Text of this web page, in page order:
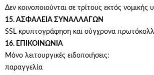
Δεν κοινοποιούνται σε τρίτους εκτός νομικής
15. ΑΣΦΑΛΕΙΑ ΣΥΝΑΛΛΑΓΩΝ
SSL κρυπτογράφηση και σύγχρονα
16. ΕΠΙΚΟΙΝΩΝΙΑ
Μόνο λειτουργικές ειδοποιήσεις:
παραγγελία